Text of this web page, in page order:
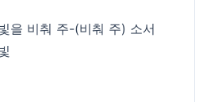
을 비춰 주-(비춰 주) 소서